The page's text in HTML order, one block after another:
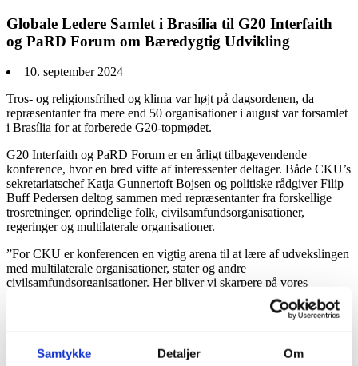
Samtykke Detaljer Om
Globale Ledere Samlet i Brasília til G20 Interfaith
og PaRD Forum om Bæredygtig Udvikling
10. september 2024
Tros- og religionsfrihed og klima var højt på dagsordenen, da
repræsentanter fra mere end 50 organisationer i august var forsamlet
i Brasília for at forberede G20-topmødet.
G20 Interfaith og PaRD Forum er en årligt tilbagevendende
konference, hvor en bred vifte af interessenter deltager. Både CKU’s
sekretariatschef Katja Gunnertoft Bojsen og politiske rådgiver Filip
Buff Pedersen deltog sammen med repræsentanter fra forskellige
trosretninger, oprindelige folk, civilsamfundsorganisationer,
regeringer og multilaterale organisationer.
”For CKU er konferencen en vigtig arena til at lære af udvekslingen
med multilaterale organisationer, stater og andre
civilsamfundsorganisationer. Her bliver vi skarpere på vores
mærkesager og deler erfaringer fra vores eget arbejde, vores
medlemsorganisationers og deres partneres arbejde. F.eks. var det
anvendt i Sydamerika, Afrika og Kaukasus,” forklarer Filip Buff